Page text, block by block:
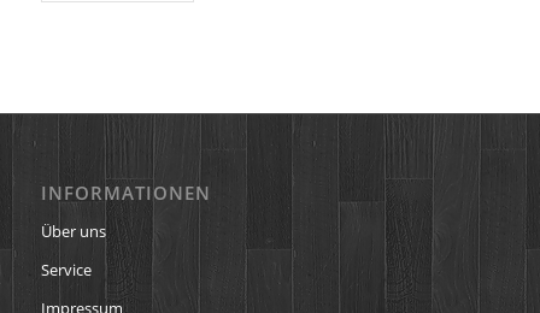
INFORMATIONEN
Über uns
Service
Impressum